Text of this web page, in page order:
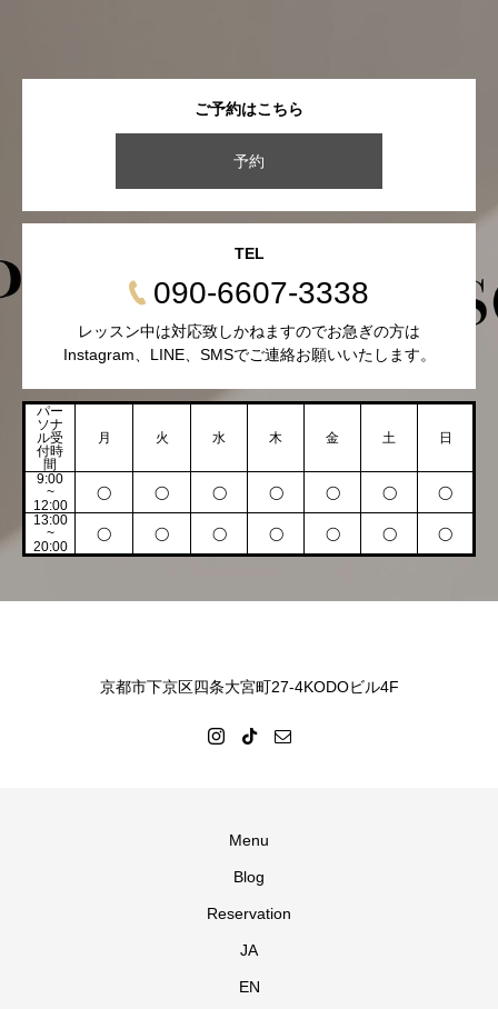
ご予約はこちら
予約
TEL
090-6607-3338
レッスン中は対応致しかねますのでお急ぎの方は
Instagram、LINE、SMSでご連絡お願いいたします。
パー
ソナ
ル受
付時
間
月 火 水 木 金 土 日
9:00
~
12:00
◯ ◯ ◯ ◯ ◯ ◯
◯
13:00
~
20:00
◯ ◯ ◯ ◯ ◯ ◯ ◯
京都市下京区四条大宮町27-4KODOビル4F
Menu
Blog
Reservation
JA
EN